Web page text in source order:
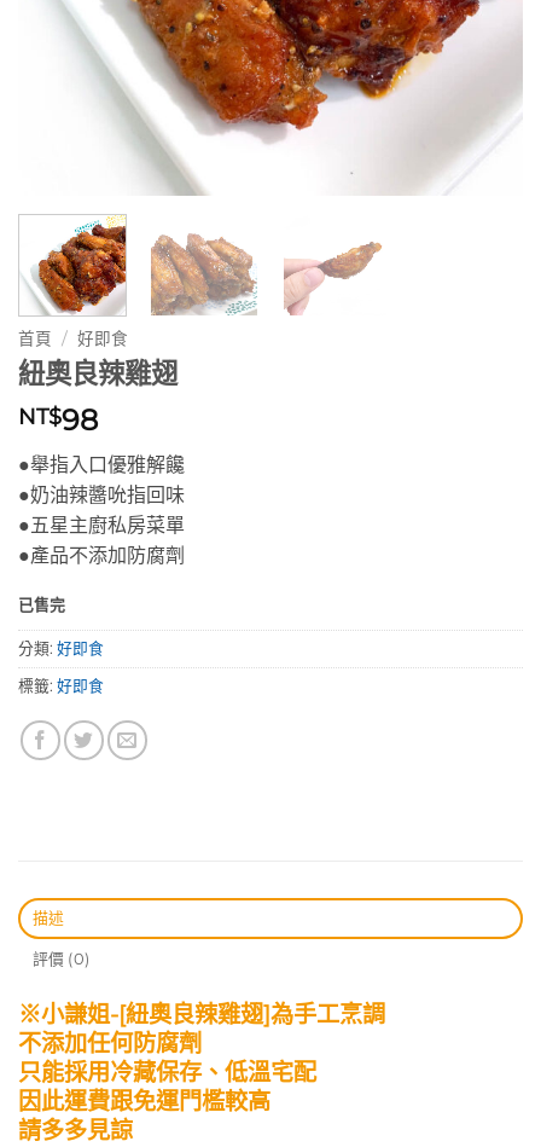
首頁 / 好即食
紐奧良辣雞翅
NT$98
●舉指入口優雅解饞
●奶油辣醬吮指回味
●五星主廚私房菜單
●產品不添加防腐劑
已售完
分類: 好即食
標籤: 好即食
描述
評價 (0)
※小謙姐-[紐奧良辣雞翅]為手工烹調
不添加任何防腐劑
只能採用冷藏保存、低溫宅配
因此運費跟免運門檻較高
請多多見諒